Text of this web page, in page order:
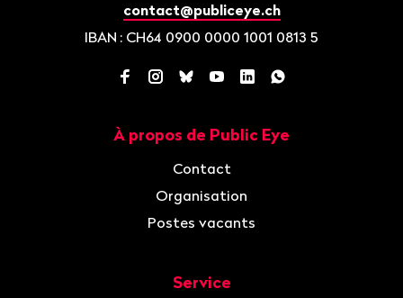
contact@publiceye.ch
IBAN : CH64 0900 0000 1001 0813 5
Facebook
Instagram
BlueskyYouTube
LinkedInWhatsApp
À propos de Public Eye
Contact
Organisation
Postes vacants
Service